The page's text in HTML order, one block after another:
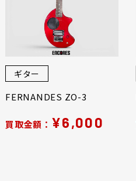
ギター
FERNANDES ZO-3
買取金額： ¥6,000